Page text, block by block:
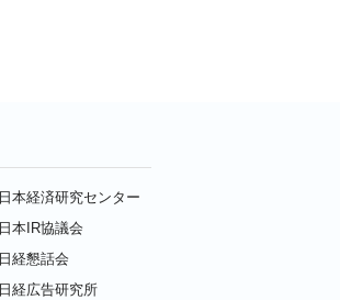
日本経済研究センター
日本IR協議会
日経懇話会
日経広告研究所